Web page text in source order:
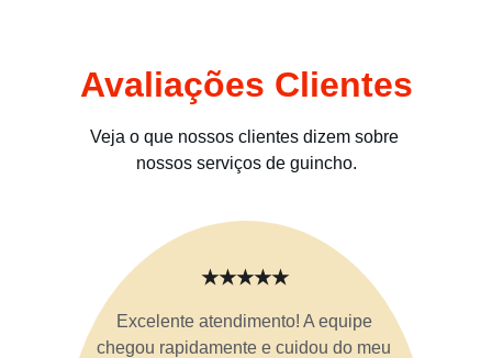
Avaliações Clientes
Veja o que nossos clientes dizem sobre
nossos serviços de guincho.
Excelente atendimento! A equipe
chegou rapidamente e cuidou do meu
★★★★★